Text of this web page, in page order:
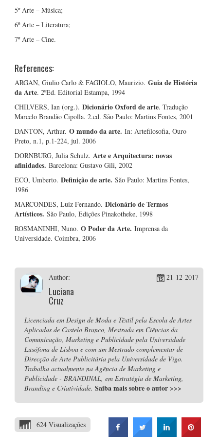
5º Arte – Música;
6º Arte – Literatura;
7º Arte – Cine.
References:
ARGAN, Giulio Carlo & FAGIOLO, Maurizio. Guia de História
da Arte. 2ºEd. Editorial Estampa, 1994
CHILVERS, Ian (org.). Dicionário Oxford de arte. Tradução
Marcelo Brandão Cipolla. 2.ed. São Paulo: Martins Fontes, 2001
DANTON, Arthur. O mundo da arte. In: Artefilosofia, Ouro
Preto, n.1, p.1-224, jul. 2006
DORNBURG, Julia Schulz. Arte e Arquitectura: novas
afinidades. Barcelona: Gustavo Gili, 2002
ECO, Umberto. Definição de arte. São Paulo: Martins Fontes,
1986
MARCONDES, Luiz Fernando. Dicionário de Termos
Artísticos. São Paulo, Edições Pinakotheke, 1998
ROSMANINHI, Nuno. O Poder da Arte. Imprensa da
Universidade. Coimbra, 2006
Author:
Luciana
Cruz
21-12-2017
Licenciada em Design de Moda e Têxtil pela Escola de Artes
Aplicadas de Castelo Branco, Mestrada em Ciências da
Comunicação, Marketing e Publicidade pela Universidade
Lusófona de Lisboa e com um Mestrado complementar de
Direcção de Arte Publicitária pela Universidade de Vigo.
Trabalha actualmente na Agência de Marketing e
Publicidade - BRANDINAL, em Estratégia de Marketing,
Branding e Criatividade. Saiba mais sobre o autor >>>
624 Visualizações